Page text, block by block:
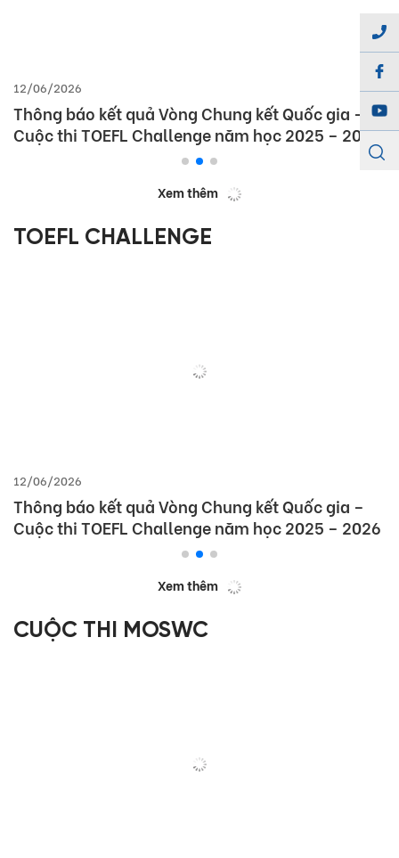
12/06/2026
Thông báo kết quả Vòng Chung kết Quốc gia –
Cuộc thi TOEFL Challenge năm học 2025 – 2026
Xem thêm
TOEFL CHALLENGE
12/06/2026
Thông báo kết quả Vòng Chung kết Quốc gia –
Cuộc thi TOEFL Challenge năm học 2025 – 2026
Xem thêm
CUỘC THI MOSWC